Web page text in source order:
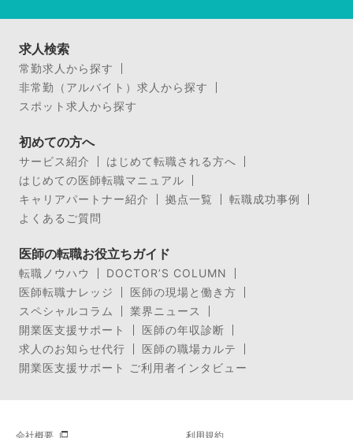
求人検索
常勤求人から探す
非常勤（アルバイト）求人から探す
スポット求人から探す
初めての方へ
サービス紹介
はじめて転職される方へ
はじめての医師転職マニュアル
キャリアパートナー紹介
拠点一覧
転職成功事例
よくあるご質問
医師の転職お役立ちガイド
転職ノウハウ
DOCTOR’S COLUMN
医師転職ナレッジ
医師の現場と働き方
スペシャルコラム
業界ニュース
開業医支援サポート
医師の年収診断
求人のお知らせ代行
医師の職場カルテ
開業医支援サポート ご利用者インタビュー
会社概要 利用規約